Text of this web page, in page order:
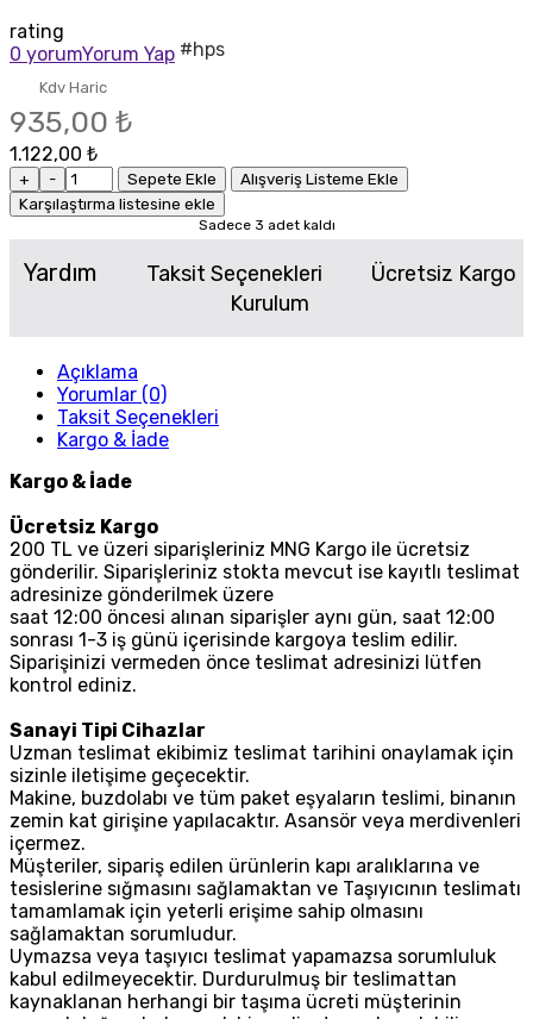
rating
0 yorumYorum Yap #hps
Kdv Haric
935,00 ₺
1.122,00 ₺
+ - Sepete Ekle
Alışveriş Listeme Ekle
Karşılaştırma listesine ekle
Sadece 3 adet kaldı
Yardım Taksit Seçenekleri
Ücretsiz Kargo
Kurulum
Açıklama
Yorumlar (0)
Taksit Seçenekleri
Kargo & İade
Kargo & İade
Ücretsiz Kargo
200 TL ve üzeri siparişleriniz MNG Kargo ile ücretsiz
gönderilir. Siparişleriniz stokta mevcut ise kayıtlı teslimat
adresinize gönderilmek üzere
saat 12:00 öncesi alınan siparişler aynı gün, saat 12:00
sonrası 1-3 iş günü içerisinde kargoya teslim edilir.
Siparişinizi vermeden önce teslimat adresinizi lütfen
kontrol ediniz.
Sanayi Tipi Cihazlar
Uzman teslimat ekibimiz teslimat tarihini onaylamak için
sizinle iletişime geçecektir.
Makine, buzdolabı ve tüm paket eşyaların teslimi, binanın
zemin kat girişine yapılacaktır. Asansör veya merdivenleri
içermez.
Müşteriler, sipariş edilen ürünlerin kapı aralıklarına ve
tesislerine sığmasını sağlamaktan ve Taşıyıcının teslimatı
tamamlamak için yeterli erişime sahip olmasını
sağlamaktan sorumludur.
Uymazsa veya taşıyıcı teslimat yapamazsa sorumluluk
kabul edilmeyecektir. Durdurulmuş bir teslimattan
kaynaklanan herhangi bir taşıma ücreti müşterinin